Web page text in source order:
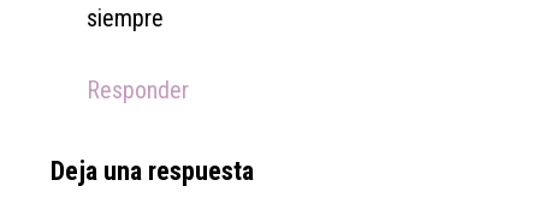
siempre
Responder
Deja una respuesta